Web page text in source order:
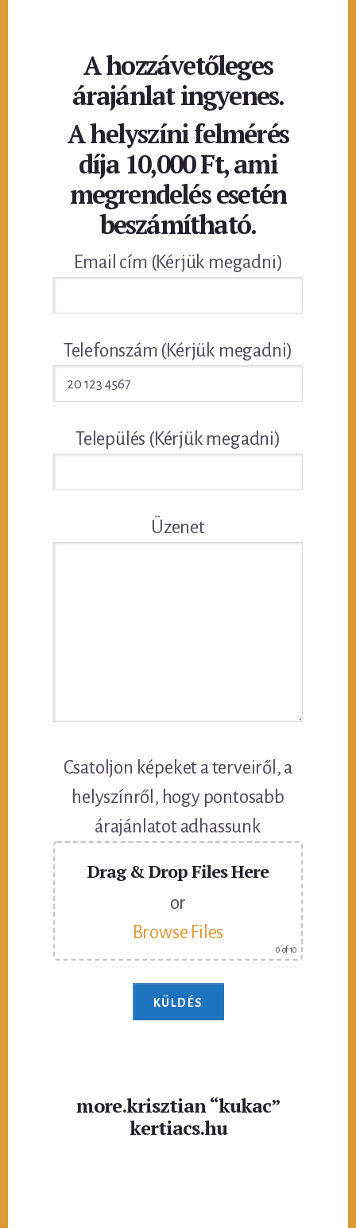
A hozzávetőleges
árajánlat ingyenes.
A helyszíni felmérés
díja 10,000 Ft, ami
megrendelés esetén
beszámítható.
Email cím (Kérjük megadni)
Telefonszám (Kérjük megadni)
Település (Kérjük megadni)
Üzenet
Csatoljon képeket a terveiről, a
helyszínről, hogy pontosabb
árajánlatot adhassunk
Drag & Drop Files Here
or
Browse Files
0 of 10
more.krisztian “kukac”
kertiacs.hu